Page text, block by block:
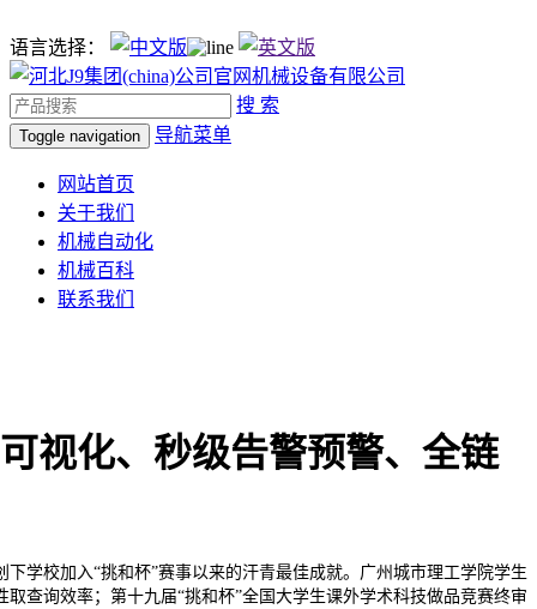
语言选择：
搜 索
Toggle navigation 导航菜单
网站首页
关于我们
机械自动化
机械百科
联系我们
视化、秒级告警预警、全链
校加入“挑和杯”赛事以来的汗青最佳成就。广州城市理工学院学生
取查询效率；第十九届“挑和杯”全国大学生课外学术科技做品竞赛终审